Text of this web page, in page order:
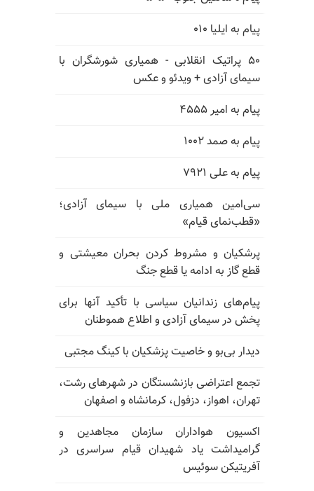
پیام به ایلیا ۰۱۰
۵۰ پراتیک انقلابی - همیاری شورشگران با
سیمای آزادی + ویدئو و عکس
پیام به امیر ۴۵۵۵
پیام به صمد ۱۰۰۲
پیام به علی ۷۹۲۱
سی‌امین همیاری ملی با سیمای آزادی؛
«قطب‌نمای قیام»
پرشکیان و مشروط کردن بحران معیشتی و
قطع گاز به ادامه یا قطع جنگ
پیام‌های زندانیان سیاسی با تأکید آنها برای
پخش در سیمای آزادی و اطلاع هموطنان
دیدار بی‌بو و خاصیت پزشکیان با کینگ مجتبی
تجمع اعتراضی بازنشستگان در شهرهای رشت،
تهران، اهواز، دزفول، کرمانشاه و اصفهان
اکسیون هواداران سازمان مجاهدین و
گرامیداشت یاد شهیدان قیام سراسری در
آفریتیکن سوئیس